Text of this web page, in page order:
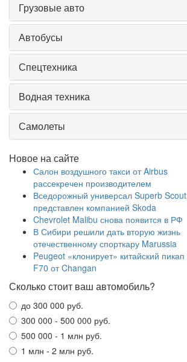
Грузовые авто
Автобусы
Спецтехника
Водная техника
Самолеты
Новое на сайте
Салон воздушного такси от Airbus
рассекречен производителем
Вседорожный универсал Superb Scout
представлен компанией Skoda
Chevrolet Malibu снова появится в РФ
В Сибири решили дать вторую жизнь
отечественному спорткару Marussia
Peugeot «клонирует» китайский пикап
F70 от Changan
Сколько стоит ваш автомобиль?
до 300 000 руб.
300 000 - 500 000 руб.
500 000 - 1 млн руб.
1 млн - 2 млн руб.